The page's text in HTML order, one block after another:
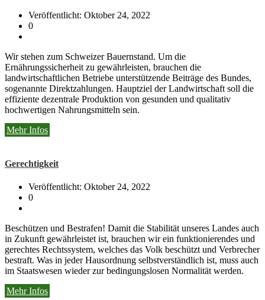
Veröffentlicht: Oktober 24, 2022
0
Wir stehen zum Schweizer Bauernstand. Um die
Ernährungssicherheit zu gewährleisten, brauchen die
landwirtschaftlichen Betriebe unterstützende Beiträge des Bundes,
sogenannte Direktzahlungen. Hauptziel der Landwirtschaft soll die
effiziente dezentrale Produktion von gesunden und qualitativ
hochwertigen Nahrungsmitteln sein.
Mehr Infos
Gerechtigkeit
Veröffentlicht: Oktober 24, 2022
0
Beschützen und Bestrafen! Damit die Stabilität unseres Landes auch
in Zukunft gewährleistet ist, brauchen wir ein funktionierendes und
gerechtes Rechtssystem, welches das Volk beschützt und Verbrecher
bestraft. Was in jeder Hausordnung selbstverständlich ist, muss auch
im Staatswesen wieder zur bedingungslosen Normalität werden.
Mehr Infos